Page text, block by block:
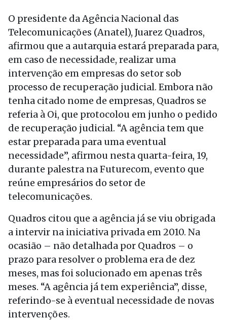
O presidente da Agência Nacional das
Telecomunicações (Anatel), Juarez Quadros,
afirmou que a autarquia estará preparada para,
em caso de necessidade, realizar uma
intervenção em empresas do setor sob
processo de recuperação judicial. Embora não
tenha citado nome de empresas, Quadros se
referia à Oi, que protocolou em junho o pedido
de recuperação judicial. “A agência tem que
estar preparada para uma eventual
necessidade”, afirmou nesta quarta-feira, 19,
durante palestra na Futurecom, evento que
reúne empresários do setor de
telecomunicações.
Quadros citou que a agência já se viu obrigada
a intervir na iniciativa privada em 2010. Na
ocasião – não detalhada por Quadros – o
prazo para resolver o problema era de dez
meses, mas foi solucionado em apenas três
meses. “A agência já tem experiência”, disse,
referindo-se à eventual necessidade de novas
intervenções.